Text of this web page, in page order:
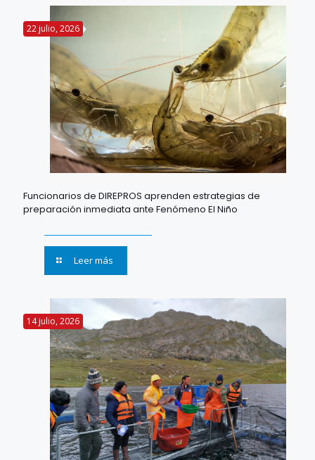
22 julio, 2026
Funcionarios de DIREPROS aprenden estrategias de
preparación inmediata ante Fenómeno El Niño
Leer más
14 julio, 2026